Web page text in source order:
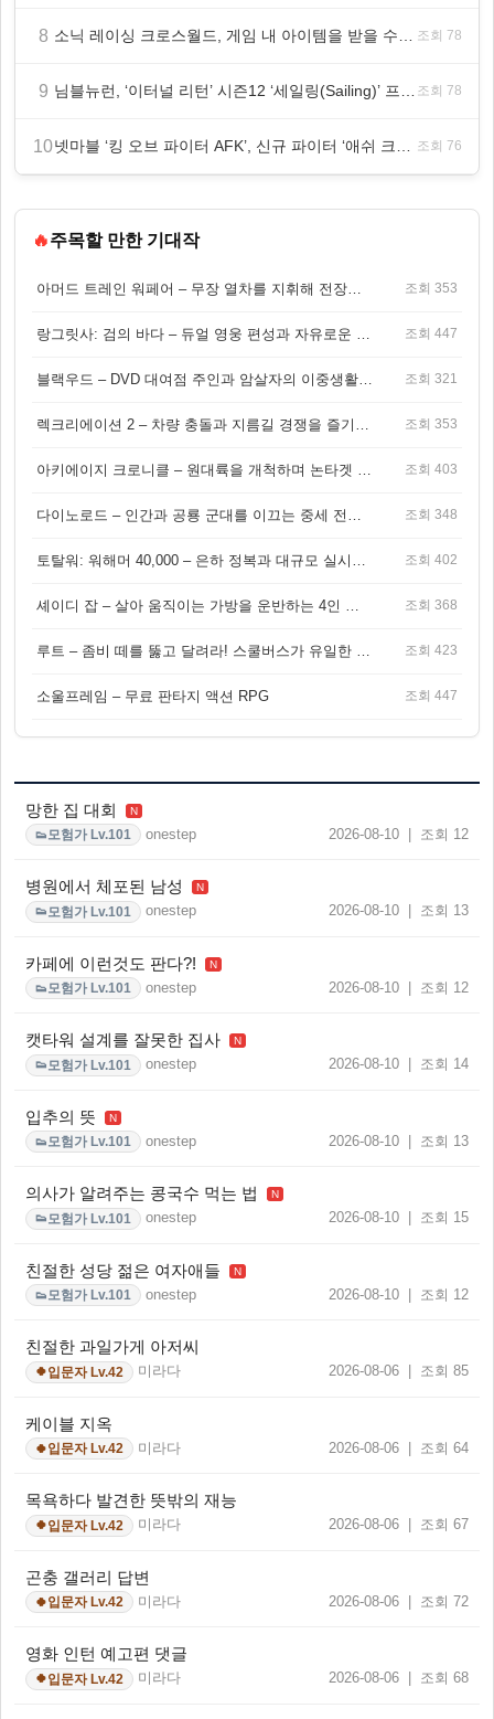
8 조회 78
9 조회 78
10 조회 76
🔥주목할 만한 기대작
조회 353
조회 447
조회 321
조회 353
조회 403
조회 348
조회 402
조회 368
조회 423
소울프레임 – 무료 판타지 액션 RPG 조회 447
망한 집 대회 N
👟모험가 Lv.101 onestep 2026-08-10 | 조회 12
병원에서 체포된 남성 N
👟 모험가 Lv.101 onestep 2026-08-10 | 조회 13
카페에 이런것도 판다?! N
👟모험가 Lv.101 onestep 2026-08-10 | 조회 12
캣타워 설계를 잘못한 집사 N
👟 모험가 Lv.101 onestep 2026-08-10 | 조회 14
입추의 뜻 N
👟모험가 Lv.101 onestep 2026-08-10 | 조회 13
의사가 알려주는 콩국수 먹는 법 N
👟 모험가 Lv.101 onestep 2026-08-10 | 조회 15
친절한 성당 젊은 여자애들 N
👟모험가 Lv.101 onestep 2026-08-10 | 조회 12
친절한 과일가게 아저씨
🍀입문자 Lv.42 미라다 2026-08-06 | 조회 85
케이블 지옥
🍀입문자 Lv.42 미라다 2026-08-06 | 조회 64
목욕하다 발견한 뜻밖의 재능
🍀입문자 Lv.42 미라다 2026-08-06 | 조회 67
곤충 갤러리 답변
🍀입문자 Lv.42 미라다 2026-08-06 | 조회 72
영화 인턴 예고편 댓글
🍀입문자 Lv.42 미라다 2026-08-06 | 조회 68